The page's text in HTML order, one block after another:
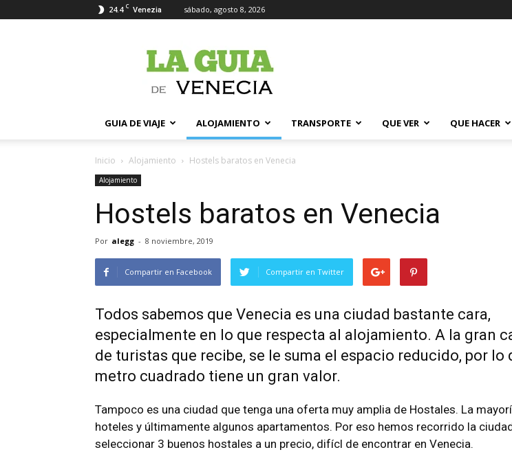
24.4 C Venezia sábado, agosto 8, 2026
Guia
Venecia
GUIA DE VIAJE ALOJAMIENTO TRANSPORTE QUE VER QUE HACER
Inicio Alojamiento Hostels baratos en Venecia
Alojamiento
Hostels baratos en Venecia
Por alegg - 8 noviembre, 2019
Compartir en Facebook Compartir en Twitter
Todos sabemos que Venecia es una ciudad bastante cara,
especialmente en lo que respecta al alojamiento. A la gran
de turistas que recibe, se le suma el espacio reducido, por lo
metro cuadrado tiene un gran valor.
Tampoco es una ciudad que tenga una oferta muy amplia de Hostales. La
hoteles y últimamente algunos apartamentos. Por eso hemos recorrido la
seleccionar 3 buenos hostales a un precio, difícl de encontrar en Venecia.